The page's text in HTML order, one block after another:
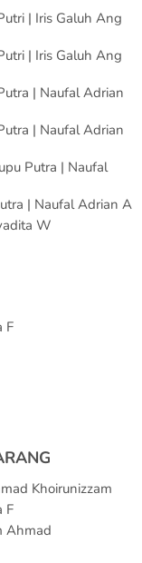
| Iris Galuh Ang
| Iris Galuh Ang
| Naufal Adrian
| Naufal Adrian
Putra | Naufal
| Naufal Adrian A
W
F
Khoirunizzam
F
Ahmad